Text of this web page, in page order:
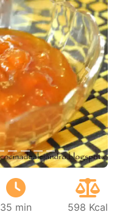
35 min 598 Kcal